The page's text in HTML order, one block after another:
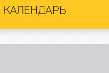
КАЛЕНДАРЬ